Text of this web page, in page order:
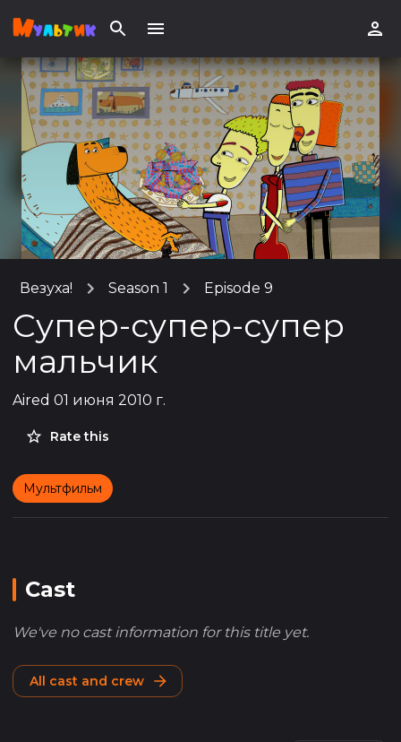
Везуха! Season 1 Episode 9
Супер-супер-супер
мальчик
Aired 01 июня 2010 г.
Rate this
Мультфильм
Cast
We've no cast information for this title yet.
All cast and crew